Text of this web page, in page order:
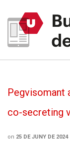
Pegvisomant
co-secreting
on 25 DE JUNY DE 2024